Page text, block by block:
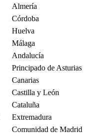
Almería
Córdoba
Huelva
Málaga
Andalucía
Principado de Asturias
Canarias
Castilla y León
Cataluña
Extremadura
Comunidad de Madrid